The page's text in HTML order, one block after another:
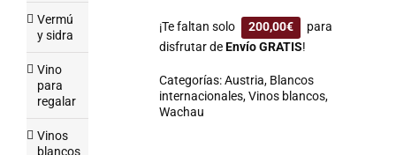
¡Te faltan solo 200,00€
para
disfrutar deEnvío GRATIS!
Categorías:Austria, Blancos
internacionales,Vinos blancos,
Wachau
Vermú
y sidra
Vino
para
regalar
Vinos
blancos